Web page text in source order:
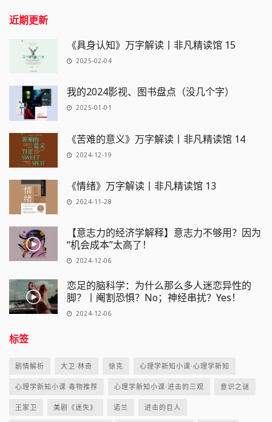
近期更新
《具身认知》万字解读丨非凡精读馆 15
2025-02-04
我的2024影视、图书盘点（没几个字）
2025-01-01
《苦难的意义》万字解读丨非凡精读馆 14
2024-12-19
《情绪》万字解读丨非凡精读馆 13
2024-11-28
【意志力的经济学解释】意志力不够用？因为
“机会成本”太高了！
2024-12-06
恋足的脑科学：为什么那么多人迷恋异性的
脚？丨阉割恐惧？No；神经串扰？Yes！
2024-12-06
标签
剧情解析 大卫·林奇 徐克 心理学新知小课·心理学新知
心理学新知小课·毒物推荐 心理学新知小课·进击的三观 意识之谜
王家卫 美剧《迷失》 诺兰 进击的巨人